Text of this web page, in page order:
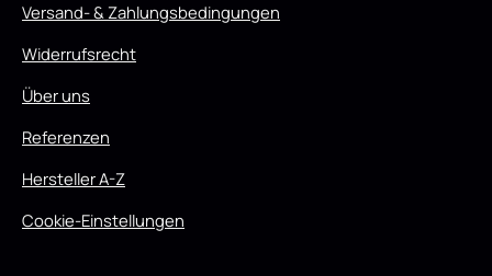
Versand- & Zahlungsbedingungen
Widerrufsrecht
Über uns
Referenzen
Hersteller A-Z
Cookie-Einstellungen